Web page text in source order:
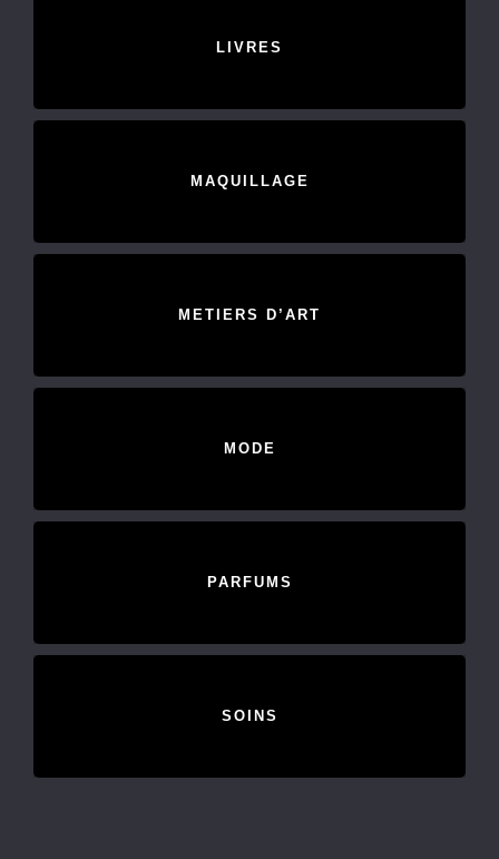
LIVRES
MAQUILLAGE
METIERS D’ART
MODE
PARFUMS
SOINS